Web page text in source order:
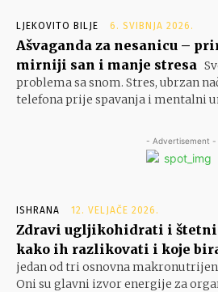
LJEKOVITO BILJE 6. SVIBNJA 2026.
Ašvaganda za nesanicu –
mirniji san i manje stresa
problema sa snom. Stres, ubrzan
telefona prije spavanja i mentalni
- Advertisement -
ISHRANA 12. VELJAČE 2026.
Zdravi ugljikohidrati i
kako ih razlikovati i koje
jedan od tri osnovna
Oni su glavni izvor energije za